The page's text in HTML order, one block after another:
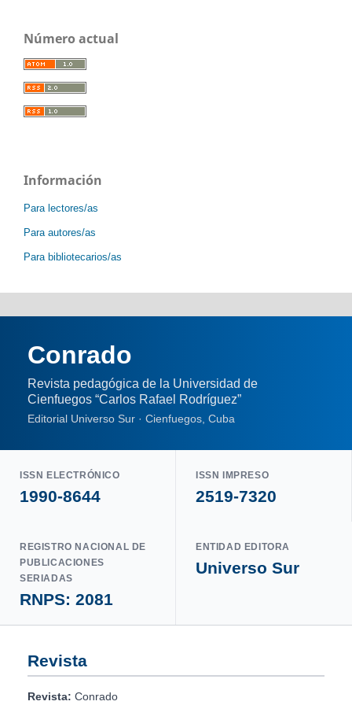
Número actual
Información
Para lectores/as
Para autores/as
Para bibliotecarios/as
Conrado
Revista pedagógica de la Universidad de
Cienfuegos “Carlos Rafael Rodríguez”
Editorial Universo Sur · Cienfuegos, Cuba
ISSN ELECTRÓNICO
1990-8644
ISSN IMPRESO
2519-7320
REGISTRO NACIONAL DE
PUBLICACIONES
SERIADAS
RNPS: 2081
ENTIDAD EDITORA
Universo Sur
Revista
Revista: Conrado